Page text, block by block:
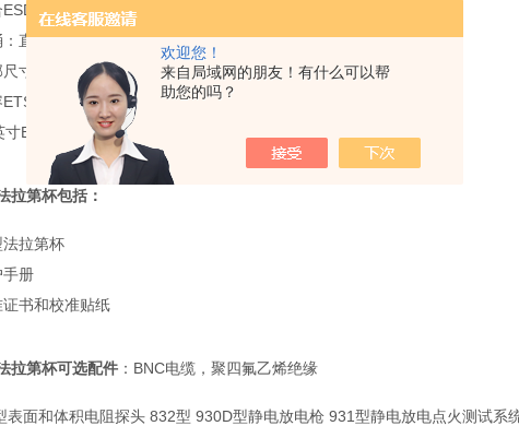
欢迎您！
来自局域网的朋友！有什么可以帮
助您的吗？
协会、EIA和其他行业标准的测试 尺寸：
：直径6-1/2英寸 x 深度7-3/8英寸
尺寸：直径10英寸 x 高度11英寸
Model 230纳库仑计 可选配件：
寸BNC-BNC电缆，聚四氟乙烯绝缘，可最小化泄漏和测量误差
拉第杯包括：
法拉第杯
手册
证书和校准贴纸
拉第杯可选配件 ：BNC电缆，聚四氟乙烯绝缘
表面和体积电阻探头 832型 930D型静电放电枪 931型静电放电点火测试